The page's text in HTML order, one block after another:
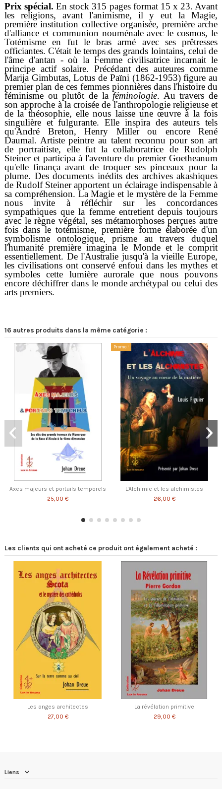
Prix spécial. En stock 315 pages format 15 x 23. Avant
les religions, avant l'animisme, il y eut la Magie,
première institution collective organisée, première arche
d'alliance et communion nouménale avec le cosmos, le
Totémisme en fut le bras armé avec ses prêtresses
officiantes. C'était le temps des grands lointains, celui de
l'âme d'antan - où la Femme civilisatrice incarnait le
principe actif solaire. Précédant des auteures comme
Marija Gimbutas, Lotus de Païni (1862-1953) figure au
premier plan de ces femmes pionnières dans l'histoire du
féminisme ou plutôt de la féminologie. Au travers de
son approche à la croisée de l'anthropologie religieuse et
de la théosophie, elle nous laisse une œuvre à la fois
singulière et fulgurante. Elle inspira des auteurs tels
qu'André Breton, Henry Miller ou encore René
Daumal. Artiste peintre au talent reconnu pour son art
de portraitiste, elle fut la collaboratrice de Rudolph
Steiner et participa à l'aventure du premier Goetheanum
qu'elle finança avant de troquer ses pinceaux pour la
plume. Des documents inédits des archives akashiques
de Rudolf Steiner apportent un éclairage indispensable à
sa compréhension. La Magie et le mystère de la Femme
nous invite à réfléchir sur les concordances
sympathiques que la femme entretient depuis toujours
avec le règne végétal, ses métamorphoses perçues autre
fois dans le totémisme, première forme élaborée d'un
symbolisme ontologique, prisme au travers duquel
l'humanité première imagina le Monde et le comprit
essentiellement. De l'Australie jusqu'à la vieille Europe,
les civilisations ont conservé enfoui dans les mythes et
symboles cette lumière aurorale que nous pouvons
encore déchiffrer dans le monde archétypal ou celui des
arts premiers.
16 autres produits dans la même catégorie :
Axes majeurs et portails temporels
25,00 €
Promo !
L'Alchimie et les alchimistes
26,00 €
Les clients qui ont acheté ce produit ont également acheté :
Les anges architectes
27,00 €
La révélation primitive
29,00 €
Liens